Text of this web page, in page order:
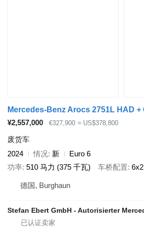
¥2,557,000 €327,900 ≈ US$378,800
废货车
2024
情况 新
Euro 6
功率 510 马力 (375 千瓦) 车桥配置 6x2
德国, Burghaun